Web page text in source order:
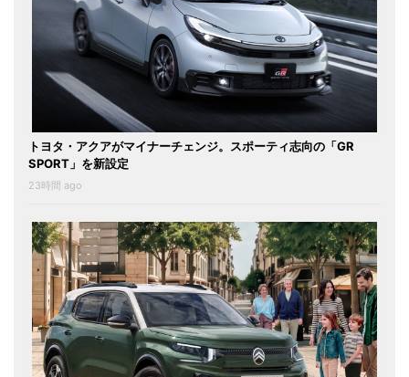
トヨタ・アクアがマイナーチェンジ。スポーティ志向の「GR
SPORT」を新設定
23時間 ago